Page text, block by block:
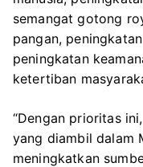
semangat gotong
pangan,
peningkatan
ketertiban
“Dengan prioritas
yang diambil dalam
meningkatkan